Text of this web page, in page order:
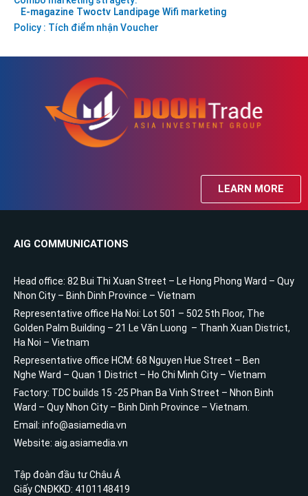
E-magazine Twoctv Landipage Wifi marketing
Policy : Tích điểm nhận Voucher
LEARN MORE
AIG COMMUNICATIONS
Head office: 82 Bui Thi Xuan Street – Le Hong Phong Ward – Quy
Nhon City – Binh Dinh Province – Vietnam
Representative office Ha Noi: Lot 501 – 502 5th Floor, The
Golden Palm Building – 21 Le Văn Luong – Thanh Xuan District,
Ha Noi – Vietnam
Representative office HCM: 68 Nguyen Hue Street – Ben
Nghe Ward – Quan 1 District – Ho Chi Minh City – Vietnam
Factory: TDC builds 15 -25 Phan Ba Vinh Street – Nhon Binh
Ward – Quy Nhon City – Binh Dinh Province – Vietnam.
Email: info@asiamedia.vn
Website: aig.asiamedia.vn
Tập đoàn đầu tư Châu Á
Giấy CNĐKKD: 4101148419